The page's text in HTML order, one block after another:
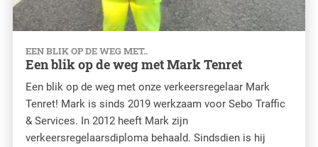
EEN BLIK OP DE WEG MET..
Een blik op de weg met Mark Tenret
Een blik op de weg met onze verkeersregelaar Mark
Tenret! Mark is sinds 2019 werkzaam voor Sebo Traffic
& Services. In 2012 heeft Mark zijn
verkeersregelaarsdiploma behaald. Sindsdien is hij